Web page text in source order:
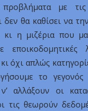
προβλήματα με
δεν θα καθίσει να
κι η μιζέρια που
όχι απλώς
το γεγονός
αλλάξουν οι
τις θεωρούν